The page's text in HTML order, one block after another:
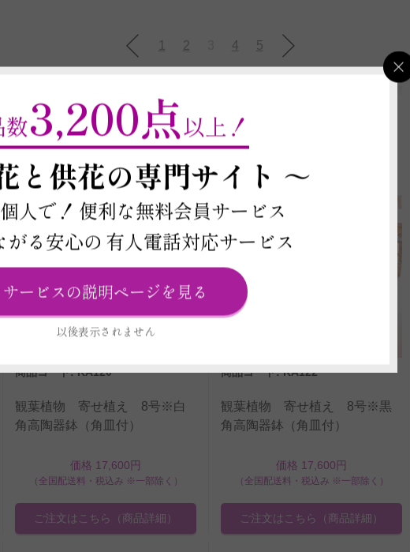
1 2 4 5
商品コード: KA120
観葉植物 寄せ植え 8号※白
角高陶器鉢（角皿付）
価格 17,600円
（全国配送料・税込み ※一部除く）
ご注文はこちら （商品詳細）
商品コード: KA122
観葉植物 寄せ植え 8号※黒
角高陶器鉢（角皿付）
価格 17,600円
（全国配送料・税込み ※一部除く）
ご注文はこちら （商品詳細）
3,200点以上！
と供花の専門サイト ～
人で！ 便利な無料会員サービス
がる安心の 有人電話対応サービス
サービスの説明ページを見る
以後表示されません